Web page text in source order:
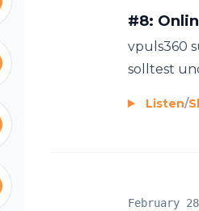
#8:
vpuls360
solltest
Listen/
February